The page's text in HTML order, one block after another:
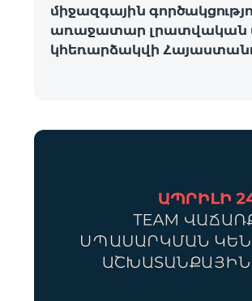
միջազգային
առաջատար լրատվական
կհեռարձակվի